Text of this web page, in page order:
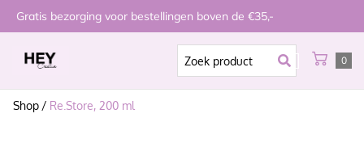
Gratis bezorging voor bestellingen boven de €35,-
0
Shop / Re.Store, 200 ml